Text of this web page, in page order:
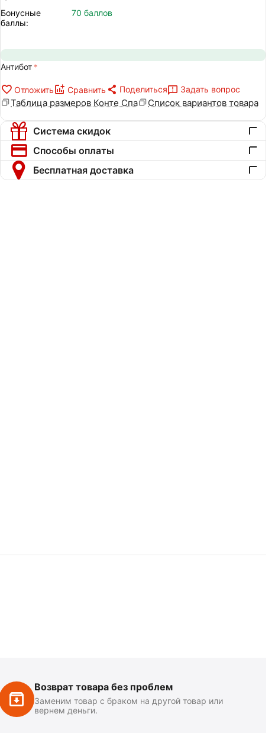
Бонусные
баллы:
70 баллов
Антибот
Отложить Сравнить Поделиться Задать вопрос
Таблица размеров Конте Спа Список вариантов товара
Система скидок
Способы оплаты
Бесплатная доставка
Возврат товара без проблем
Заменим товар с браком на другой товар или
вернем деньги.